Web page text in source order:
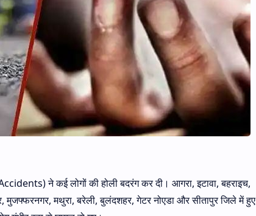
ने कई लोगों की होली बदरंग कर दी। आगरा, इटावा, बहराइच,
मुजफ्फरनगर, मथुरा, बरेली, बुलंदशहर, गेटर नोएडा और सीतापुर जिले में हुए